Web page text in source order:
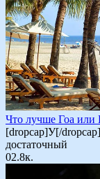
Что лучше Гоа или
[dropcap]У[/
достаточный
02.8к.